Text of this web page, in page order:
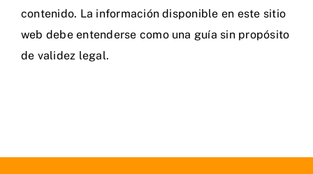
contenido. La información disponible en este sitio
web debe entenderse como una guía sin propósito
de validez legal.